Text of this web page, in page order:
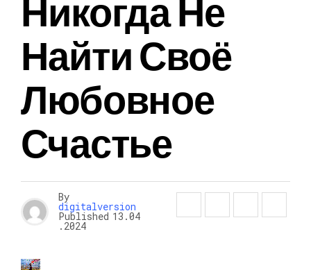
Никогда Не
Найти Своё
Любовное
Счастье
By
digitalversion
Published 13.04
.2024